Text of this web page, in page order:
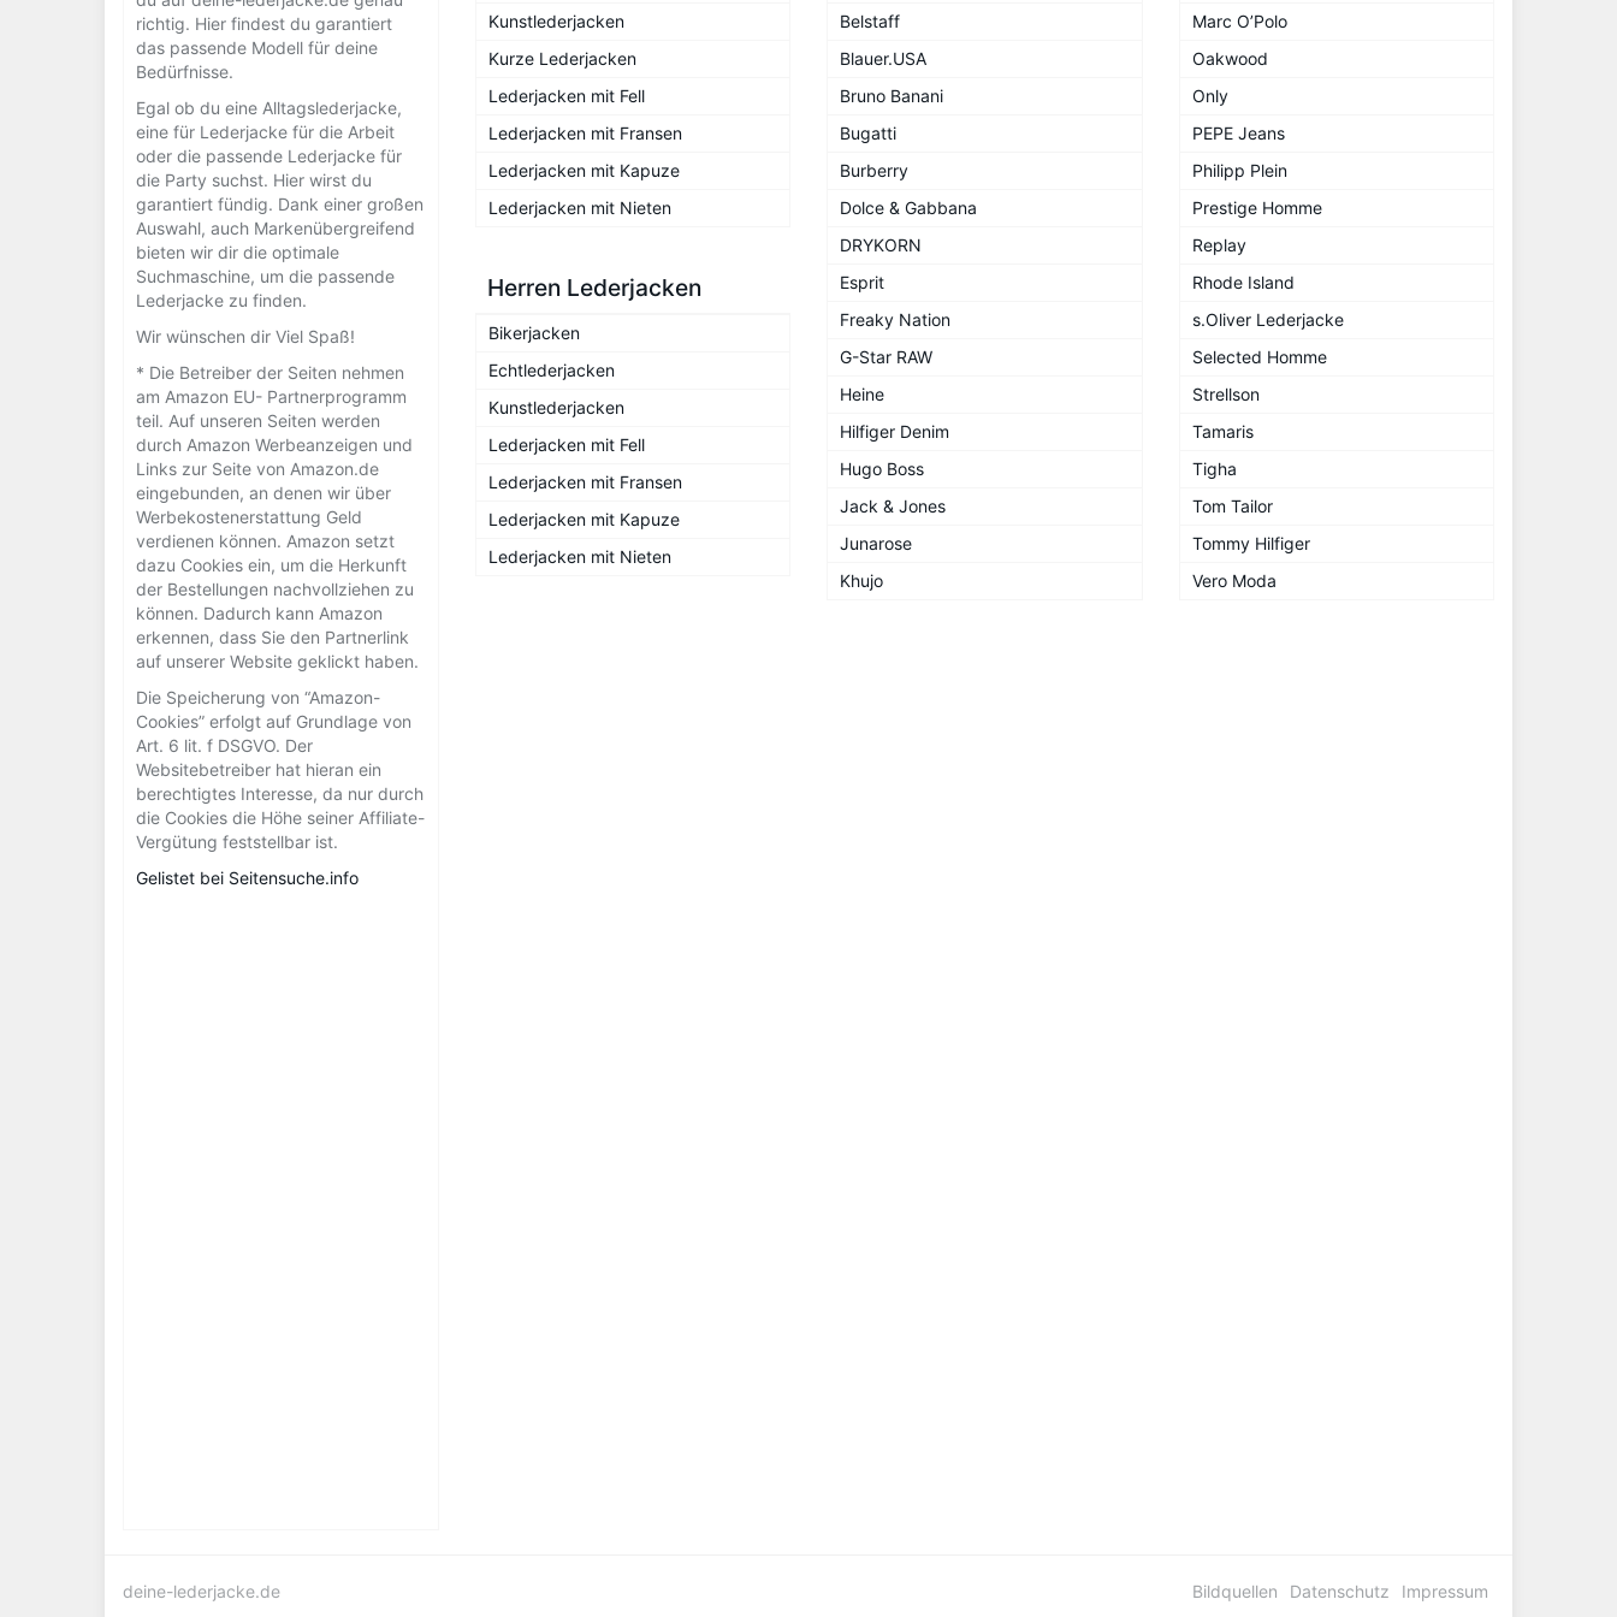
richtig. Hier findest du garantiert
das passende Modell für deine
Bedürfnisse.
Egal ob du eine Alltagslederjacke,
eine für Lederjacke für die Arbeit
oder die passende Lederjacke für
die Party suchst. Hier wirst du
garantiert fündig. Dank einer großen
Auswahl, auch Markenübergreifend
bieten wir dir die optimale
Suchmaschine, um die passende
Lederjacke zu finden.
Wir wünschen dir Viel Spaß!
* Die Betreiber der Seiten nehmen
am Amazon EU- Partnerprogramm
teil. Auf unseren Seiten werden
durch Amazon Werbeanzeigen und
Links zur Seite von Amazon.de
eingebunden, an denen wir über
Werbekostenerstattung Geld
verdienen können. Amazon setzt
dazu Cookies ein, um die Herkunft
der Bestellungen nachvollziehen zu
können. Dadurch kann Amazon
erkennen, dass Sie den Partnerlink
auf unserer Website geklickt haben.
Die Speicherung von “Amazon-
Cookies” erfolgt auf Grundlage von
Art. 6 lit. f DSGVO. Der
Websitebetreiber hat hieran ein
berechtigtes Interesse, da nur durch
die Cookies die Höhe seiner Affiliate-
Vergütung feststellbar ist.
Gelistet bei Seitensuche.info
Kunstlederjacken
Kurze Lederjacken
Lederjacken mit Fell
Lederjacken mit Fransen
Lederjacken mit Kapuze
Lederjacken mit Nieten
Herren Lederjacken
Bikerjacken
Echtlederjacken
Kunstlederjacken
Lederjacken mit Fell
Lederjacken mit Fransen
Lederjacken mit Kapuze
Lederjacken mit Nieten
Belstaff
Blauer.USA
Bruno Banani
Bugatti
Burberry
Dolce & Gabbana
DRYKORN
Esprit
Freaky Nation
G-Star RAW
Heine
Hilfiger Denim
Hugo Boss
Jack & Jones
Junarose
Khujo
Marc O’Polo
Oakwood
Only
PEPE Jeans
Philipp Plein
Prestige Homme
Replay
Rhode Island
s.Oliver Lederjacke
Selected Homme
Strellson
Tamaris
Tigha
Tom Tailor
Tommy Hilfiger
Vero Moda
deine-lederjacke.de Bildquellen Datenschutz Impressum